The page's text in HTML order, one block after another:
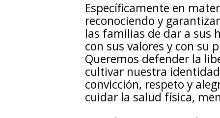
Específicamente en
reconociendo y
las familias de dar a sus
con sus valores y con su
Queremos defender la
cultivar nuestra
convicción, respeto y
cuidar la salud física,